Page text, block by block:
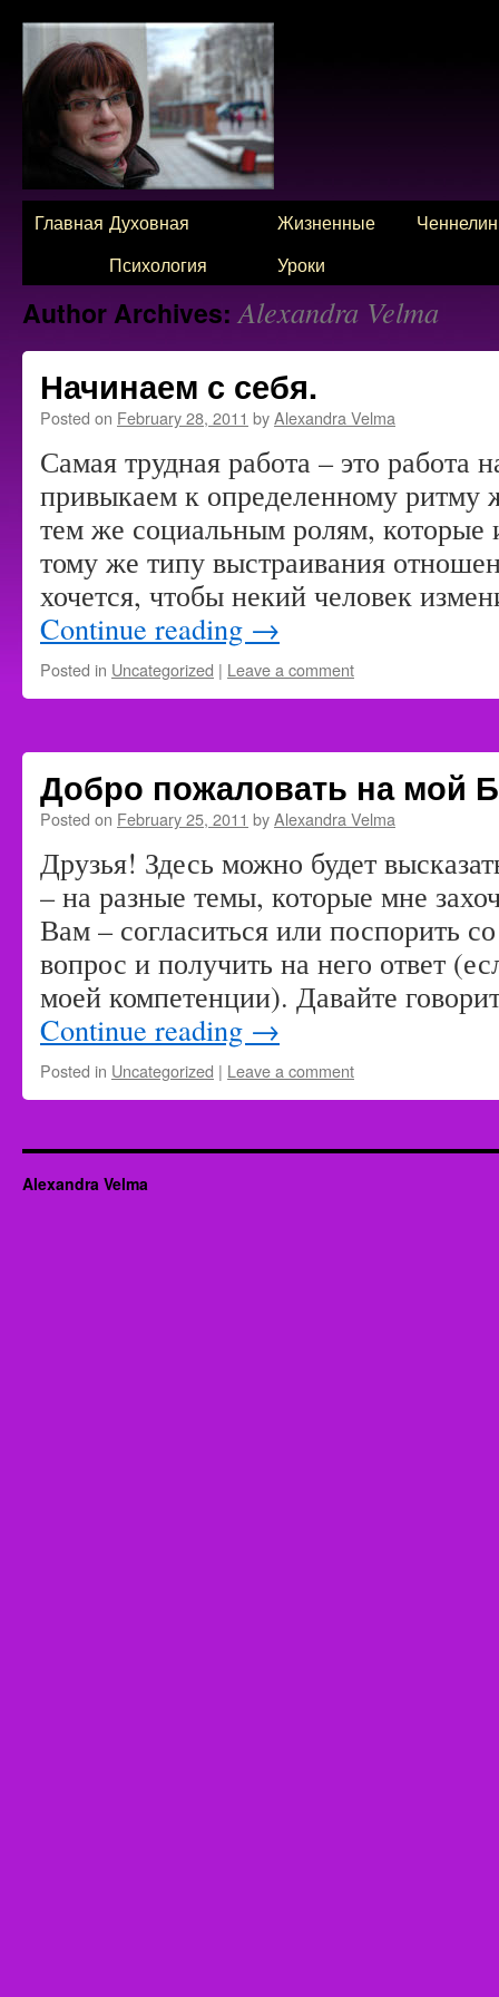
Skip
content
Главная Духовная
Психология
Жизненные
Уроки
Author Archives:Alexandra Velma
Начинаем с себя.
Posted on February 28, 2011 byAlexandra Velma
Самая трудная работа – это работа
привыкаем к определенному ритму
тем же социальным ролям, которые
тому же типу выстраивания
хочется, чтобы некий человек
Continue reading →
Posted in Uncategorized | Leave a comment
Добро пожаловать на мой
Posted on February 25, 2011 byAlexandra Velma
Друзья! Здесь можно будет
– на разные темы, которые мне
Вам – согласиться или поспорить
вопрос и получить на него ответ
моей компетенции). Давайте
Continue reading →
Posted in Uncategorized | Leave a comment
Alexandra Velma